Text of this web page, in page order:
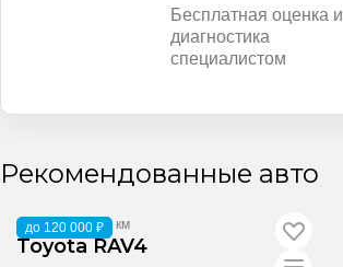
Бесплатная оценка и
диагностика
специалистом
Рекомендованные авто
до 120 000 ₽
2020 ·113 459 км
Toyota RAV4